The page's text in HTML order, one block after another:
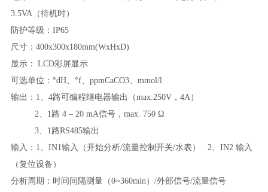
3.5VA（待机时）
防护等级：IP65
尺寸：400x300x180mm(WxHxD)
显示： LCD彩屏显示
可选单位：°dH、°f、ppmCaCO3、mmol/l
输出：1、4路可编程继电器输出（max.250V，4A）
2、1路 4 – 20 mA信号，max. 750 Ω
3、1路RS485输出
输入：1、IN1输入（开始分析/流量控制开关/水表） 2、IN2 输入
（复位设备）
分析周期：时间间隔测量（0~360min）/外部信号/流量信号